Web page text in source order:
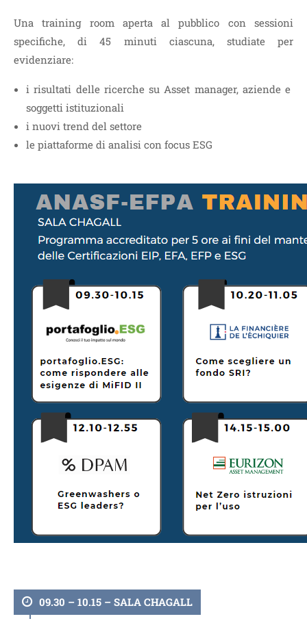
Una training room aperta al pubblico con sessioni
specifiche, di 45 minuti ciascuna, studiate per
evidenziare:
i risultati delle ricerche su Asset manager, aziende e
soggetti istituzionali
i nuovi trend del settore
le piattaforme di analisi con focus ESG
09.30 – 10.15 – SALA CHAGALL